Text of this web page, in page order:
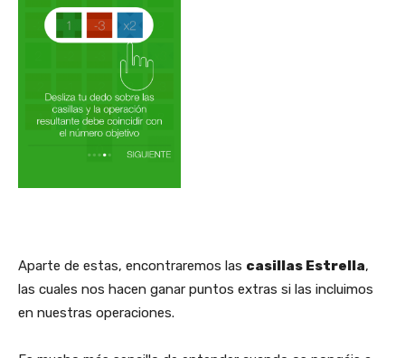
Aparte de estas, encontraremos las casillas Estrella,
las cuales nos hacen ganar puntos extras si las incluimos
en nuestras operaciones.